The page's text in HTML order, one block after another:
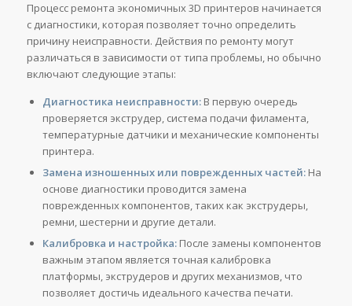
Процесс ремонта экономичных 3D принтеров начинается
с диагностики, которая позволяет точно определить
причину неисправности. Действия по ремонту могут
различаться в зависимости от типа проблемы, но обычно
включают следующие этапы:
Диагностика неисправности:В первую очередь
проверяется экструдер, система подачи филамента,
температурные датчики и механические компоненты
принтера.
Замена изношенных или поврежденных частей:На
основе диагностики проводится замена
поврежденных компонентов, таких как экструдеры,
ремни, шестерни и другие детали.
Калибровка и настройка:После замены компонентов
важным этапом является точная калибровка
платформы, экструдеров и других механизмов, что
позволяет достичь идеального качества печати.